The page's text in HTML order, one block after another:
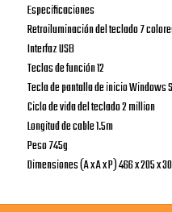
Especificaciones
Retroiluminación del teclado 7
Interfaz USB
Teclas de función 12
Tecla de pantalla de inicio Windows
Ciclo de vida del teclado 2 million
Longitud de cable 1.5m
Peso 745g
Dimensiones (A x A x P) 466 x 205 x